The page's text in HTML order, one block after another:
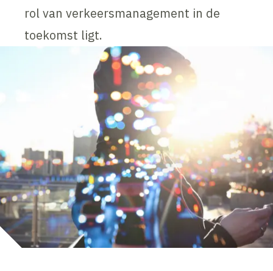
rol van verkeersmanagement in de
toekomst ligt.